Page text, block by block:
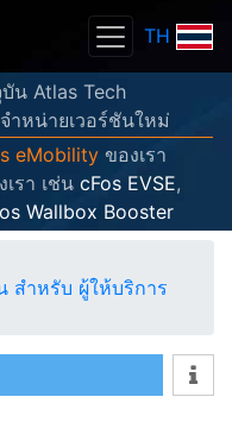
TH
น Atlas Tech
ำหน่ายเวอร์ชันใหม่
eMobility ของเรา
รา เช่น cFos EVSE,
Wallbox Booster
สำหรับ ผู้ให้บริการ